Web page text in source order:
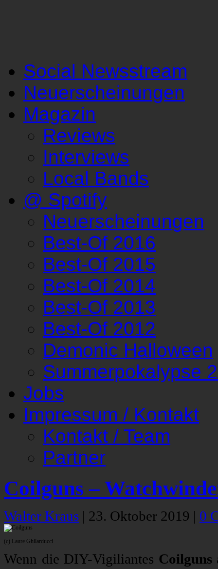
Social Newsstream
Neuerscheinungen
Magazin
Reviews
Interviews
Local Bands
@ Spotify
Neuerscheinungen
Best-Of 2016
Best-Of 2015
Best-Of 2014
Best-Of 2013
Best-Of 2012
Demonic Halloween
Summerpokalypse
Jobs
Impressum / Kontakt
Kontakt / Team
Partner
Coilguns –
Walter Kraus | 23. Oktober 2019 | 0
(c) Laure Ghilarducci
Wenn die DIY-Vigiliantes Coilguns